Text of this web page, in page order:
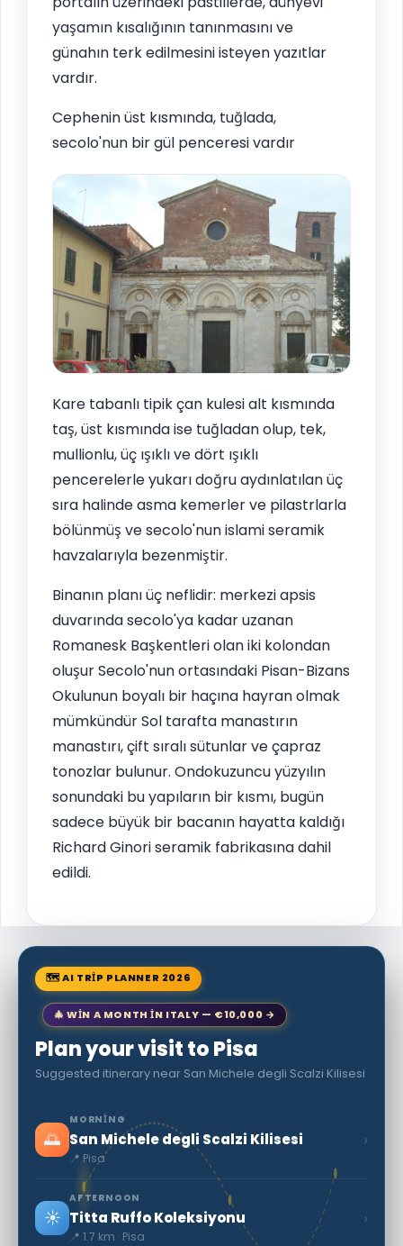
yaşamın kısalığının tanınmasını ve
günahın terk edilmesini isteyen yazıtlar
vardır.
Cephenin üst kısmında, tuğlada,
secolo'nun bir gül penceresi vardır
Kare tabanlı tipik çan kulesi alt kısmında
taş, üst kısmında ise tuğladan olup, tek,
mullionlu, üç ışıklı ve dört ışıklı
pencerelerle yukarı doğru aydınlatılan üç
sıra halinde asma kemerler ve pilastrlarla
bölünmüş ve secolo'nun islami seramik
havzalarıyla bezenmiştir.
Binanın planı üç neflidir: merkezi apsis
duvarında secolo'ya kadar uzanan
Romanesk Başkentleri olan iki kolondan
oluşur Secolo'nun ortasındaki Pisan-Bizans
Okulunun boyalı bir haçına hayran olmak
mümkündür Sol tarafta manastırın
manastırı, çift sıralı sütunlar ve çapraz
tonozlar bulunur. Ondokuzuncu yüzyılın
sonundaki bu yapıların bir kısmı, bugün
sadece büyük bir bacanın hayatta kaldığı
Richard Ginori seramik fabrikasına dahil
edildi.
🗺 AI TRIP PLANNER 2026
🎄 WIN A MONTH IN ITALY — €10,000 →
Plan your visit to Pisa
Suggested itinerary near San Michele degli Scalzi Kilisesi
🌅
MORNING
San Michele degli Scalzi Kilisesi
📍 Pisa
›
☀️
AFTERNOON
Titta Ruffo Koleksiyonu
📍 1.7 km · Pisa
›